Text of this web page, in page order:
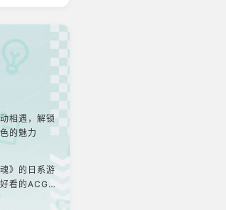
相遇，解锁
的魅力
》的日系游
看的ACG看